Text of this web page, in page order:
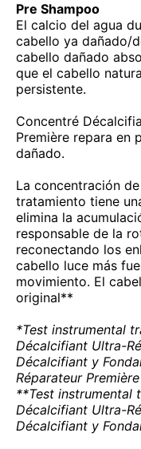
Pre Shampoo
El calcio del agua
cabello ya dañado/
cabello dañado
que el cabello
persistente.
Concentré
Première repara en
dañado.
La concentración
tratamiento tiene
elimina la
responsable de la
reconectando los
cabello luce más
movimiento. El
original**
*Test instrumental
Décalcifiant Ultra-
Décalcifiant y
Réparateur Première
**Test instrumental
Décalcifiant Ultra-
Décalcifiant y